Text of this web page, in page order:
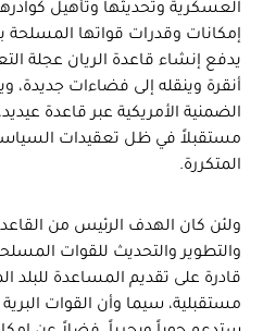
العسكرية وتحديثها وتأهيل
إمكانات وقدرات قواتها
يدفع إنشاء قاعدة الريان عجلة
أنقرة وينقله إلى فضاءات جديدة،
الضمنية الأمريكية عبر قاعدة
مستقبلاً في ظل تعقيدات السياسة
المتكررة.
ولئن كان الهدف الرئيس من
والتطوير والتحديث للقوات
قادرة على تقديم المساعدة للبلد
مستقبلية، سيما وأن القوات